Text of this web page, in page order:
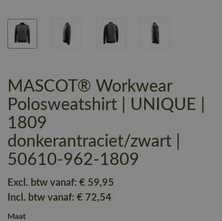
MASCOT® Workwear
Polosweatshirt | UNIQUE |
1809
donkerantraciet/zwart |
50610-962-1809
Excl. btw vanaf: € 59,95
Incl. btw vanaf: € 72,54
Maat